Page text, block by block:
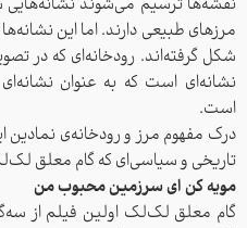
نقشه‌ها ترسیم می‌شوند
مرزهای طبیعی دارند. اما این
شکل گرفته‌اند. رودخانه‌ای که در
نشانه‌ای است که به عنوان
است.
درک مفهوم مرز و رودخانه‌ی نمادین
تاریخی و سیاسی‌ای که گام معلق
مویه کن ای سرزمین محبوب من
گام معلق لک‌لک اولین فیلم از